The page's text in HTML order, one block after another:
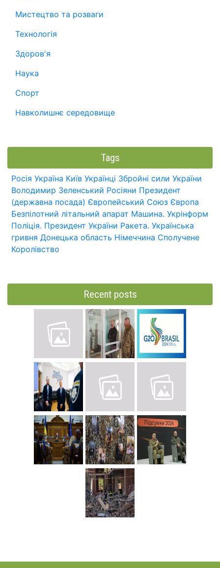
Мистецтво та розваги
Технологія
Здоров'я
Наука
Спорт
Навколишнє середовище
Tags
Росія Україна Київ Українці Збройні сили України
Володимир Зеленський Росіяни Президент
(державна посада) Європейський Союз Європа
Безпілотний літальний апарат Машина. Укрінформ
Поліція. Президент України Ракета. Українська
гривня Донецька область Німеччина Сполучене
Королівство
Recent posts